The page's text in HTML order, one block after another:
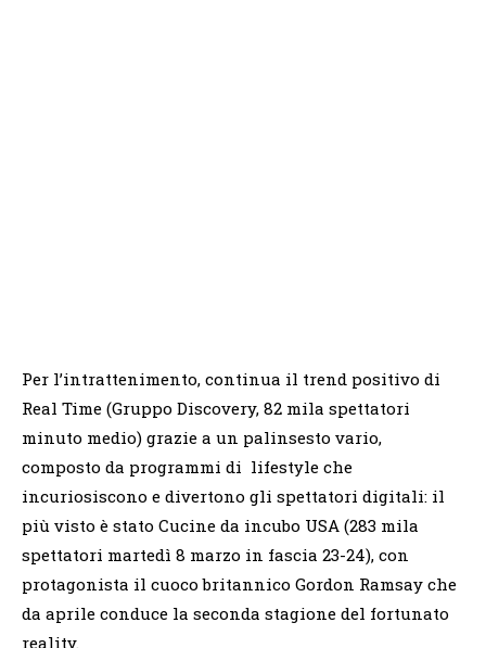
Per l’intrattenimento, continua il trend positivo di
Real Time (Gruppo Discovery, 82 mila spettatori
minuto medio) grazie a un palinsesto vario,
composto da programmi di lifestyle che
incuriosiscono e divertono gli spettatori digitali: il
più visto è stato Cucine da incubo USA (283 mila
spettatori martedì 8 marzo in fascia 23-24), con
protagonista il cuoco britannico Gordon Ramsay che
da aprile conduce la seconda stagione del fortunato
reality.